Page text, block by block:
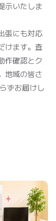
示いたしま
張にも対応
けます。査
作確認とク
地域の皆さ
ずお届けし